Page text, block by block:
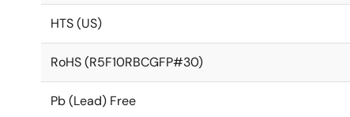
HTS (US)
RoHS (R5F10RBCGFP#30)
Pb (Lead) Free